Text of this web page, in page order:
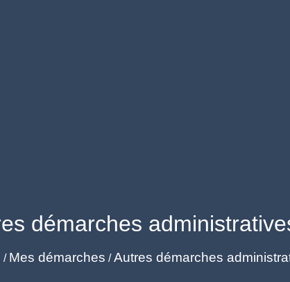
démarches
/ Mes démarches /Autres démarches